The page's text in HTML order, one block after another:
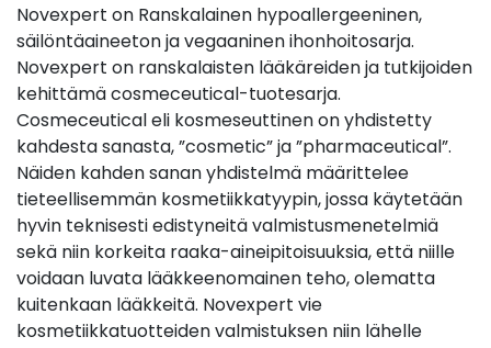
Novexpert on Ranskalainen hypoallergeeninen,
säilöntäaineeton ja vegaaninen ihonhoitosarja.
Novexpert on ranskalaisten lääkäreiden ja tutkijoiden
kehittämä cosmeceutical-tuotesarja.
Cosmeceutical eli kosmeseuttinen on yhdistetty
kahdesta sanasta, ”cosmetic” ja ”pharmaceutical”.
Näiden kahden sanan yhdistelmä määrittelee
tieteellisemmän kosmetiikkatyypin, jossa käytetään
hyvin teknisesti edistyneitä valmistusmenetelmiä
sekä niin korkeita raaka-aineipitoisuuksia, että niille
voidaan luvata lääkkeenomainen teho, olematta
kuitenkaan lääkkeitä. Novexpert vie
kosmetiikkatuotteiden valmistuksen niin lähelle